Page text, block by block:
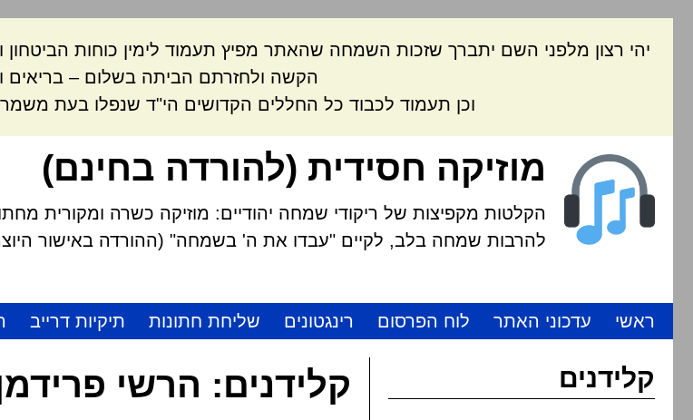
יהי רצון מלפני השם יתברך שזכות השמחה שהאתר מפיץ תעמוד לימין כוחות
הקשה ולחזרתם הביתה בשלום – בריאים
וכן תעמוד לכבוד כל החללים הקדושים הי"ד שנפלו בעת
מוזיקה חסידית (להורדה בחינם)
הקלטות מקפיצות של ריקודי שמחה יהודיים: מוזיקה כשרה ומקורית
להרבות שמחה בלב, לקיים "עבדו את ה' בשמחה" (ההורדה באישור
ראשי עדכוני האתר לוח הפרסום רינגטונים שליחת חתונות תיקיות דרייב
קלידנים: הרשי קלידנים